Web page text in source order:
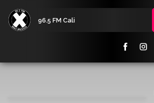
96.5 FM Cali